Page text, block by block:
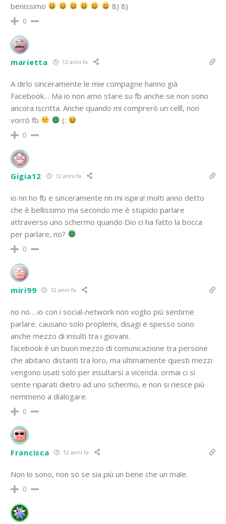
benissimo
8) 8)
0
marietta 12 anni fa
A dirlo sinceramente le mie compagne hanno già
Facebook… Ma io non amo stare su fb anche se non sono
ancora iscritta. Anche quando mi comprerò un celll, non
vorrò fb
(:
0
Gigia12 12 anni fa
io nn ho fb e sinceramente nn mi ispira! molti anno detto
che è bellissimo ma secondo me è stupido parlare
attraverso uno schermo quando Dio ci ha fatto la bocca
per parlare, no?
0
miri99 12 anni fa
no no… io con i social-network non voglio più sentirne
parlare. causano solo proplemi, disagi e spesso sono
anche mezzo di insulti tra i giovani.
facebook è un buon mezzo di comunicazione tra persone
che abitano distanti tra loro, ma ultimamente questi mezzi
vengono usati solo per insultarsi a vicenda. ormai ci si
sente riparati dietro ad uno schermo, e non si riesce più
nemmeno a dialogare.
0
Francisca 12 anni fa
Non lo sono, non so se sia più un bene che un male.
0